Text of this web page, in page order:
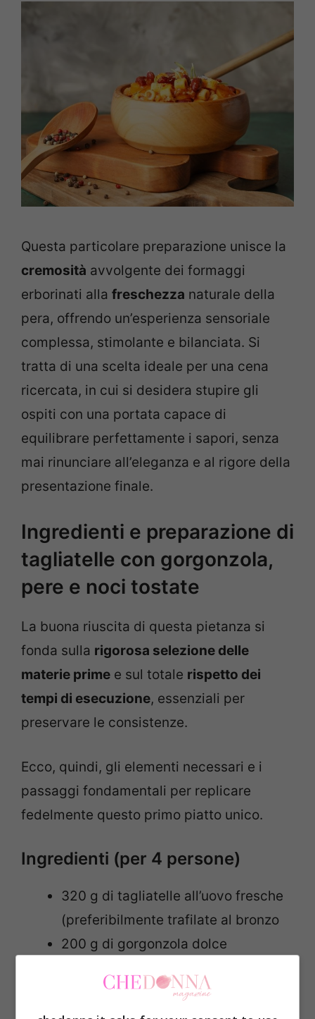
Questa particolare preparazione unisce la
cremosità avvolgente dei formaggi
erborinati alla freschezza naturale della
pera, offrendo un’esperienza sensoriale
complessa, stimolante e bilanciata. Si
tratta di una scelta ideale per una cena
ricercata, in cui si desidera stupire gli
ospiti con una portata capace di
equilibrare perfettamente i sapori, senza
mai rinunciare all’eleganza e al rigore della
presentazione finale.
Ingredienti e preparazione di
tagliatelle con gorgonzola,
pere e noci tostate
La buona riuscita di questa pietanza si
fonda sulla rigorosa selezione delle
materie prime e sul totale rispetto dei
tempi di esecuzione, essenziali per
preservare le consistenze.
Ecco, quindi, gli elementi necessari e i
passaggi fondamentali per replicare
fedelmente questo primo piatto unico.
Ingredienti (per 4 persone)
320 g di tagliatelle all’uovo fresche
(preferibilmente trafilate al bronzo
200 g di gorgonzola dolce
2 pere di varietà Abate (mature ma